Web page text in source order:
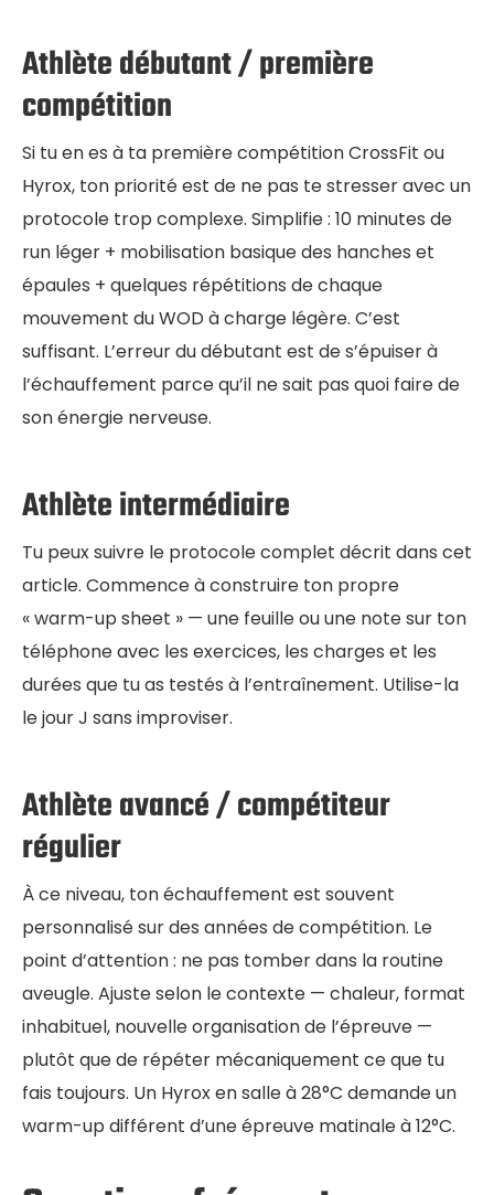
Athlète débutant / première
compétition
Si tu en es à ta première compétition CrossFit ou
Hyrox, ton priorité est de ne pas te stresser avec un
protocole trop complexe. Simplifie : 10 minutes de
run léger + mobilisation basique des hanches et
épaules + quelques répétitions de chaque
mouvement du WOD à charge légère. C’est
suffisant. L’erreur du débutant est de s’épuiser à
l’échauffement parce qu’il ne sait pas quoi faire de
son énergie nerveuse.
Athlète intermédiaire
Tu peux suivre le protocole complet décrit dans cet
article. Commence à construire ton propre
« warm-up sheet » — une feuille ou une note sur ton
téléphone avec les exercices, les charges et les
durées que tu as testés à l’entraînement. Utilise-la
le jour J sans improviser.
Athlète avancé / compétiteur
régulier
À ce niveau, ton échauffement est souvent
personnalisé sur des années de compétition. Le
point d’attention : ne pas tomber dans la routine
aveugle. Ajuste selon le contexte — chaleur, format
inhabituel, nouvelle organisation de l’épreuve —
plutôt que de répéter mécaniquement ce que tu
fais toujours. Un Hyrox en salle à 28°C demande un
warm-up différent d’une épreuve matinale à 12°C.